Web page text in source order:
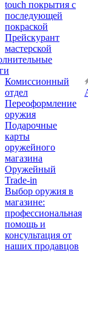
touch покрытия с
последующей
покраской
Прейскурант
мастерской
Комиссионный
отдел
Переоформление
оружия
Подарочные
карты
оружейного
магазина
Оружейный
Trade-in
Выбор оружия в
магазине:
профессиональная
помощь и
консультация от
наших продавцов